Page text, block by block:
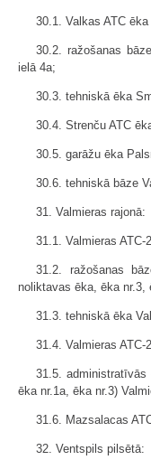
30.1. Valkas ATC
30.2. ražošanas
ielā 4a;
30.3. tehniskā ēka
30.4. Strenču ATC
30.5. garāžu ēka
30.6. tehniskā bāze
31. Valmieras rajonā:
31.1. Valmieras
31.2. ražošanas
noliktavas ēka, ēka nr.3,
31.3. tehniskā ēka
31.4. Valmieras
31.5. administratīvās
ēka nr.1a, ēka nr.3)
31.6. Mazsalacas
32. Ventspils pilsētā: